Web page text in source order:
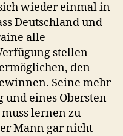
wieder einmal in
Deutschland und
alle
stellen
den
Seine mehr
und eines Obersten
lernen zu
Mann gar nicht